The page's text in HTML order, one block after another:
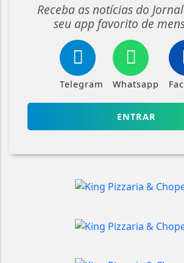
Receba as notícias do
seu app favorito de
Telegram Whatsapp
ENTRAR